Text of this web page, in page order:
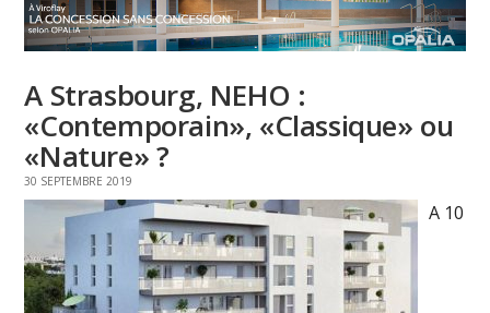
A Strasbourg, NEHO :
«Contemporain», «Classique» ou
«Nature» ?
30 SEPTEMBRE 2019
A 10